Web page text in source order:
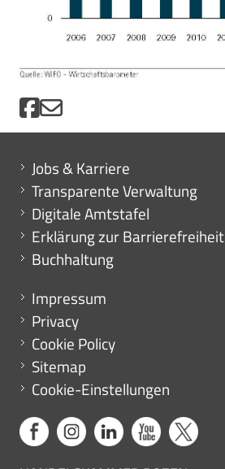
Mini menu di servizio
Jobs & Karriere
Transparente Verwaltung
Digitale Amtstafel
Erklärung zur Barrierefreiheit
Buchhaltung
Menu footer
Impressum
Privacy
Cookie Policy
Sitemap
Cookie-Einstellungen